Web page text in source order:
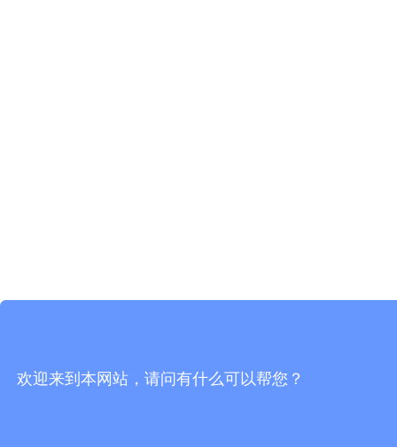
欢迎来到本网站，请问有什么可以帮您？